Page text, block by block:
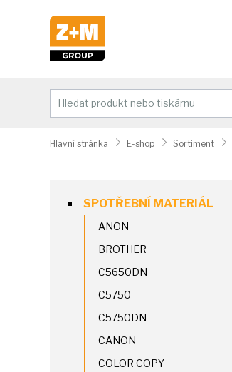
Hlavní stránka E-shop Sortiment
SPOTŘEBNÍ MATERIÁL
ANON
BROTHER
C5650DN
C5750
C5750DN
CANON
COLOR COPY